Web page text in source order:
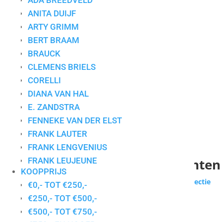
ANITA DUIJF
ARTY GRIMM
BERT BRAAM
BRAUCK
CLEMENS BRIELS
CORELLI
DIANA VAN HAL
E. ZANDSTRA
FENNEKE VAN DER ELST
FRANK LAUTER
FRANK LENGVENIUS
FRANK LEUJEUNE
GERDA ELFRING
GERDIEN DUIJSENS
GERT STRENGHOLT
HANS INNEMEE
KOOPPRIJS
€0,- TOT €250,-
€250,- TOT €500,-
€500,- TOT €750,-
Collectie voor particuliere klanten
Wilt u zakelijk werken huren of kopen?
Bekijk de collectie
zakelijke klanten
Toont alle 28 resultaten